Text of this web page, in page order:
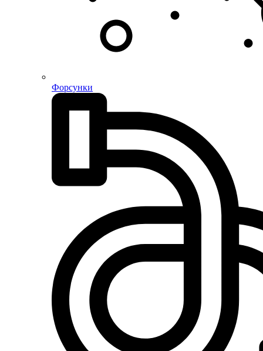
Форсунки